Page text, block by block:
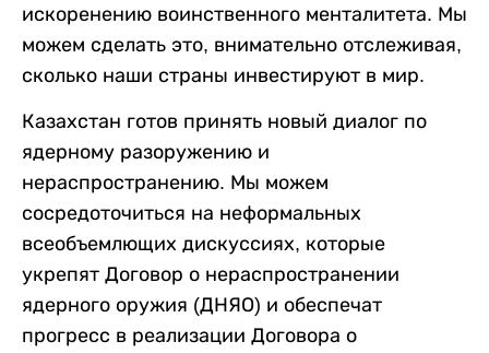
искоренению воинственного менталитета. Мы
можем сделать это, внимательно отслеживая,
сколько наши страны инвестируют в мир.
Казахстан готов принять новый диалог по
ядерному разоружению и
нераспространению. Мы можем
сосредоточиться на неформальных
всеобъемлющих дискуссиях, которые
укрепят Договор о нераспространении
ядерного оружия (ДНЯО) и обеспечат
прогресс в реализации Договора о